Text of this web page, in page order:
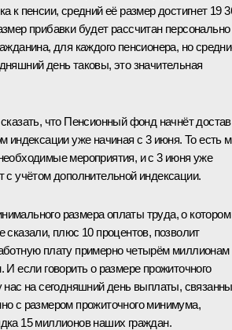
к пенсии, средний её размер достигнет 19
прибавки будет рассчитан персонально
для каждого пенсионера, но
день таковы, это значительная
что Пенсионный фонд начнёт
индексации уже начиная с 3 июня. То есть
мероприятия, и с 3 июня уже
с учётом дополнительной индексации.
размера оплаты труда, о котором
сказали, плюс 10 процентов, позволит
плату примерно четырём миллионам
И если говорить о размере прожиточного
нас на сегодняшний день выплаты,
с размером прожиточного минимума,
15 миллионов наших граждан.